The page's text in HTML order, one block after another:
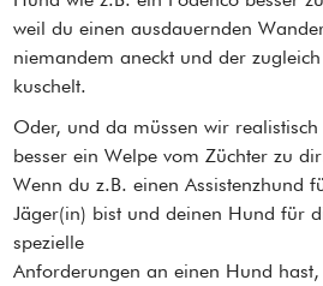
weil du einen ausdauernden
niemandem aneckt und der
kuschelt.
Oder, und da müssen wir
besser ein Welpe vom Züchter zu
Wenn du z.B. einen Assistenzhund
Jäger(in) bist und deinen Hund für
spezielle
Anforderungen an einen Hund